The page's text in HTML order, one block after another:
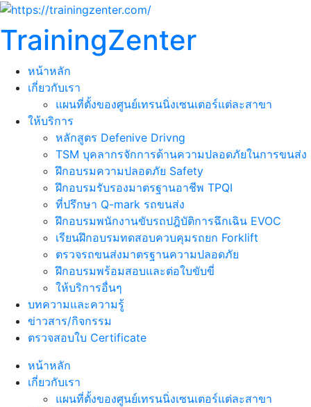
TrainingZenter
หน้าหลัก
เกี่ยวกับเรา
แผนที่ตั้งของศูนย์เทรนนิ่งเซนเตอร์แต่ละสาขา
ให้บริการ
หลักสูตร Defenive Drivng
TSM บุคลากรจักการด้านความปลอดภัยในการขนส่ง
ฝึกอบรมความปลอดภัย Safety
ฝึกอบรมรับรองมาตรฐานอาชีพ TPQI
ที่ปรึกษา Q-mark รถขนส่ง
ฝึกอบรมพนักงานขับรถปฎิบัติการฉึกเฉิน EVOC
เรียนฝึกอบรมทดสอบควบคุมรถยก Forklift
ตรวจรถขนส่งมาตรฐานความปลอดภัย
ฝึกอบรมพร้อมสอบและต่อใบขับขี่
ให้บริการอื่นๆ
บทความและความรู้
ข่าวสาร/กิจกรรม
ตรวจสอบใบ Certificate
หน้าหลัก
เกี่ยวกับเรา
แผนที่ตั้งของศูนย์เทรนนิ่งเซนเตอร์แต่ละสาขา